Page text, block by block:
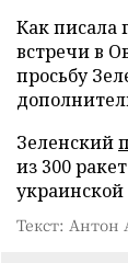
Как писала
встречи в
просьбу
Зеленский
из 300
Текст: Антон